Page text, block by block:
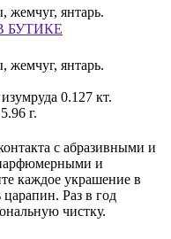
жемчуг, янтарь.
БУТИКЕ
жемчуг, янтарь.
0.127 кт.
г.
с абразивными и
и
каждое украшение в
Раз в год
чистку.